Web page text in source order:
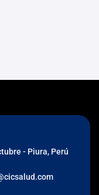
- Piura, Perú